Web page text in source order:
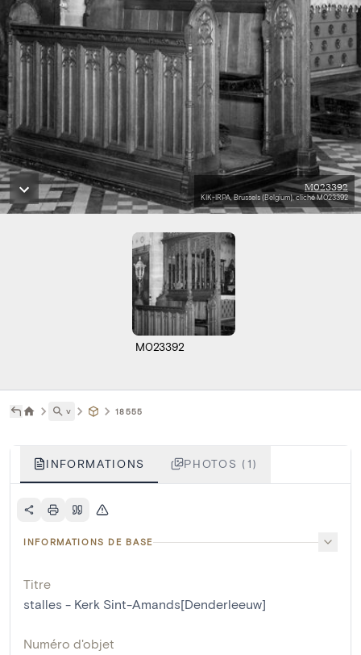
M023392
KIK-IRPA, Brussels (Belgium), cliché M023392
M023392
˅ 18555
INFORMATIONS PHOTOS (1)
INFORMATIONS DE BASE
Titre
stalles - Kerk Sint-Amands[Denderleeuw]
Numéro d'objet